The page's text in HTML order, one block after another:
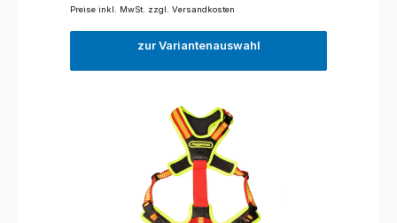
Preise inkl. MwSt. zzgl. Versandkosten
zur Variantenauswahl